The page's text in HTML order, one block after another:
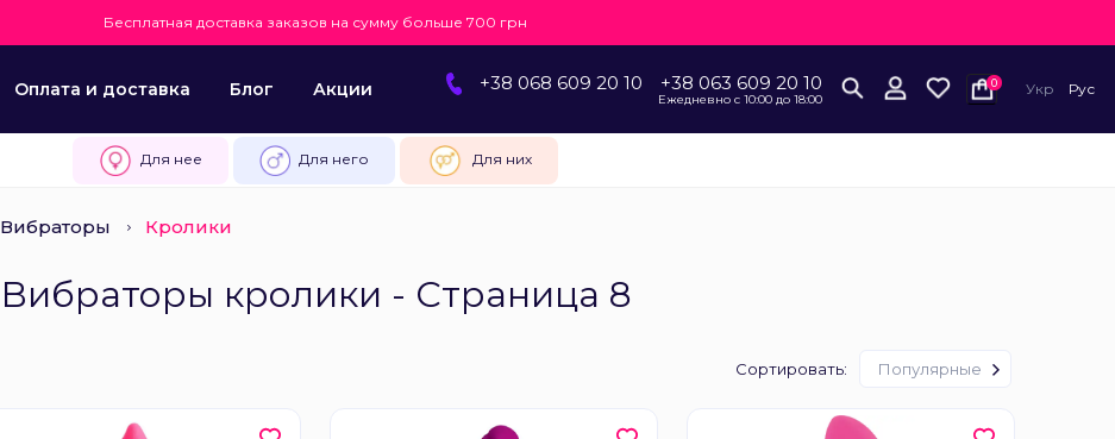
Бесплатная доставка заказов на сумму больше 700 грн
Оплата и доставка Блог Акции +38 068 609 20 10 +38 063 609 20 10
Ежедневно с 10:00 до 18:00
0 Укр Рус
Для нее Для него Для них
Вибраторы Кролики
Вибраторы кролики - Страница 8
Сортировать: Популярные